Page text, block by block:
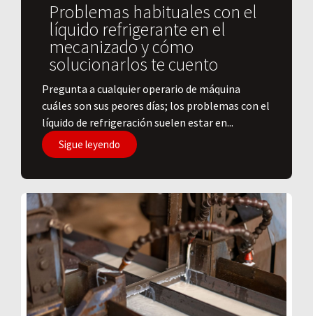
Problemas habituales con el
líquido refrigerante en el
mecanizado y cómo
solucionarlos te cuento
Pregunta a cualquier operario de máquina
cuáles son sus peores días; los problemas con el
líquido de refrigeración suelen estar en...
Sigue leyendo